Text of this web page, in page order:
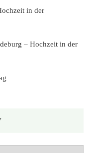
in der
– Hochzeit in der